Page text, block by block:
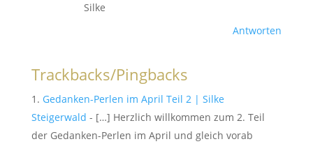
Silke
Antworten
Trackbacks/Pingbacks
Gedanken-Perlen im April Teil 2 | Silke
Steigerwald - […] Herzlich willkommen zum 2. Teil
der Gedanken-Perlen im April und gleich vorab